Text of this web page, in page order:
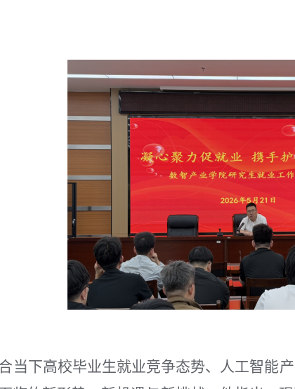
当下高校毕业生就业竞争态势、人工智能